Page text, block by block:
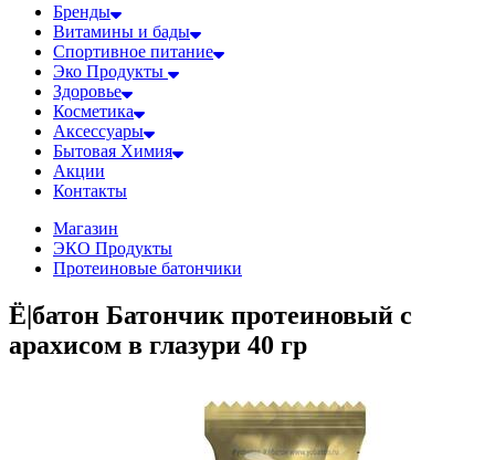
Бренды
Витамины и бады
Спортивное питание
Эко Продукты
Здоровье
Косметика
Аксессуары
Бытовая Химия
Акции
Контакты
Магазин
ЭКО Продукты
Протеиновые батончики
Ё|батон Батончик протеиновый с
арахисом в глазури 40 гр